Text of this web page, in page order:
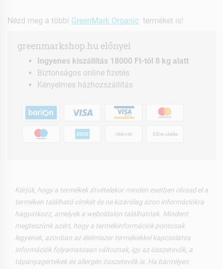
Nézd meg a többi GreenMark Organic terméket is!
greenmarkshop.hu előnyei
Ingyenes kiszállítás 18000 Ft-tól 8 kg alatt
Biztonságos online fizetés
Kényelmes házhozszállítás
Utánvét Előre utalás
Kérjük, hogy a termékek átvételekor minden esetben olvasd el a
terméken található címkét és ne kizárólag azon információkra
hagyatkozz, amelyek a weboldalon találhatóak. Mindent
megteszünk azért, hogy a termékinformációk pontosak
legyenek, azonban az élelmiszer termékekkel kapcsolatos
információk folyamatosan változnak, így az összetevők, a
tápanyagértékek és allergén összetevők is. Ha bármilyen